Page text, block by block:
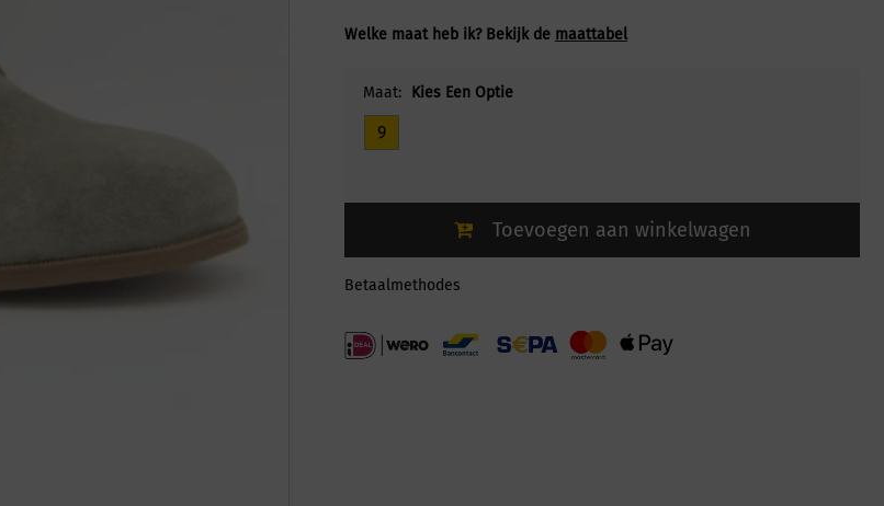
Welke maat heb ik? Bekijk de maattabel
Maat: Kies Een Optie
9
Toevoegen aan winkelwagen
Betaalmethodes